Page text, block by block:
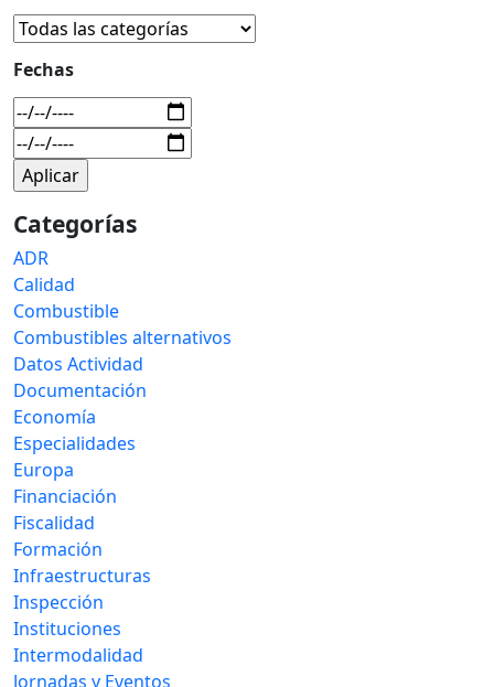
Fechas
Categorías
ADR
Calidad
Combustible
Combustibles alternativos
Datos Actividad
Documentación
Economía
Especialidades
Europa
Financiación
Fiscalidad
Formación
Infraestructuras
Inspección
Instituciones
Intermodalidad
Jornadas y Eventos